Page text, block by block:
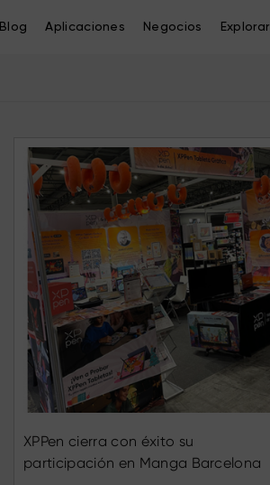
Blog Aplicaciones Negocios Explorar
XPPen cierra con éxito su
participación en Manga Barcelona